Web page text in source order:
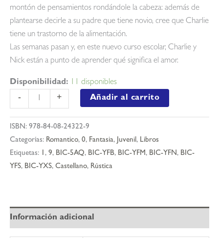
montón de pensamientos rondándole la cabeza: además de
plantearse decirle a su padre que tiene novio, cree que Charlie
tiene un trastorno de la alimentación.
Las semanas pasan y, en este nuevo curso escolar, Charlie y
Nick están a punto de aprender qué significa el amor.
Disponibilidad: 11 disponibles
-
Heartstopper
4.
más
que
palabras
cantidad
+ Añadir al carrito
ISBN: 978-84-08-24322-9
Categorías: Romantico, 0, Fantasia, Juvenil, Libros
Etiquetas: 1 , 9, BIC-5AQ, BIC-YFB, BIC-YFM, BIC-YFN, BIC-
YFS, BIC-YXS, Castellano, Rústica
Información adicional